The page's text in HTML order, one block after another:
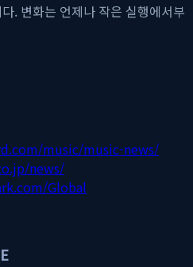
. 변화는 언제나 작은 실행에서부
music/music-news/
news/
Global